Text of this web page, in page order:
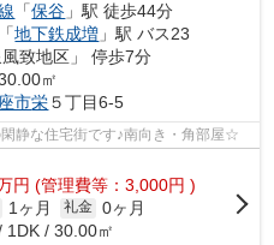
「保谷 」駅 徒歩44分
「地下鉄成増 」駅 バス23
致地区」 停歩7分
㎡
市栄５丁目6-5
静な住宅街です♪南向き・角部屋☆
円 (管理費等：3,000円 )
1ヶ月 礼金 0ヶ月
1DK / 30.00㎡